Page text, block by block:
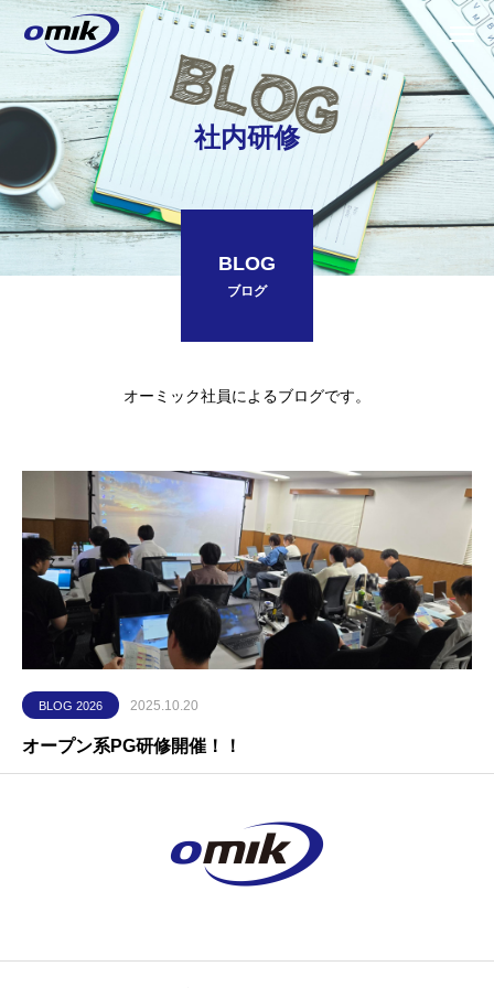
社内研修
BLOG
ブログ
オーミック社員によるブログです。
BLOG 2026 2025.10.20
オープン系PG研修開催！！